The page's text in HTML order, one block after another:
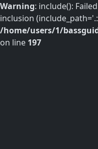
Warning: include():
inclusion
/home/users/1/
on line 197